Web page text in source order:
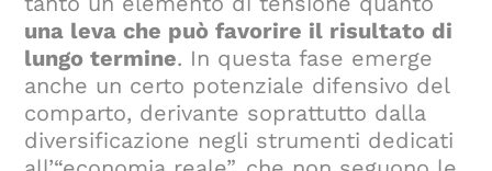
una leva che può favorire il risultato di
lungo termine. In questa fase emerge
anche un certo potenziale difensivo del
comparto, derivante soprattutto dalla
diversificazione negli strumenti dedicati